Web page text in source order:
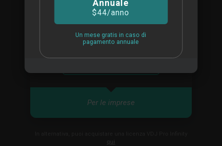
Annuale
$44/anno
Un mese gratis in caso di
pagamento annuale
SMS personali e richiamata
Disponibili licenze multiutente
Ideale per aziende di DJ o clubs
Per le imprese
qui